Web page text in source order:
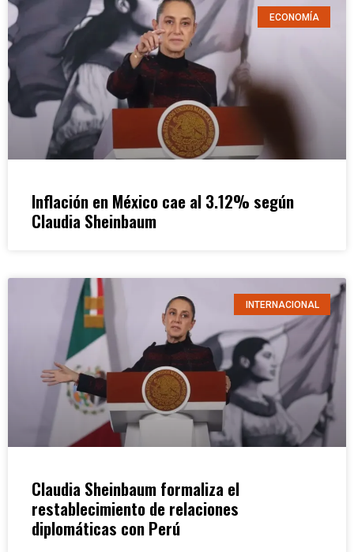
ECONOMÍA
Inflación en México cae al 3.12% según
Claudia Sheinbaum
INTERNACIONAL
Claudia Sheinbaum formaliza el
restablecimiento de relaciones
diplomáticas con Perú